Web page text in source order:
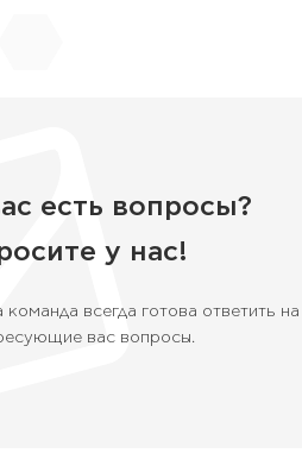
есть вопросы?
у нас!
всегда готова ответить на
вас вопросы.